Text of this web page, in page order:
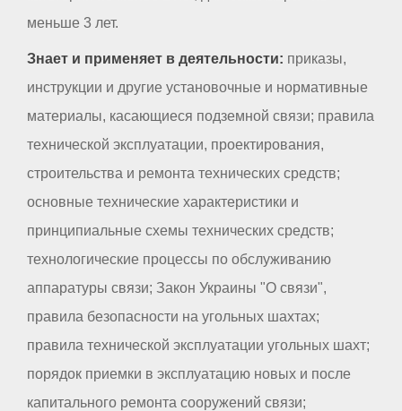
меньше 3 лет.
Знает и применяет в деятельности: приказы,
инструкции и другие установочные и нормативные
материалы, касающиеся подземной связи; правила
технической эксплуатации, проектирования,
строительства и ремонта технических средств;
основные технические характеристики и
принципиальные схемы технических средств;
технологические процессы по обслуживанию
аппаратуры связи; Закон Украины "О связи",
правила безопасности на угольных шахтах;
правила технической эксплуатации угольных шахт;
порядок приемки в эксплуатацию новых и после
капитального ремонта сооружений связи;